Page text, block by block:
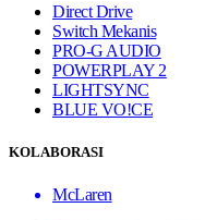
Direct Drive
Switch Mekanis
PRO-G AUDIO
POWERPLAY 2
LIGHTSYNC
BLUE VO!CE
KOLABORASI
McLaren